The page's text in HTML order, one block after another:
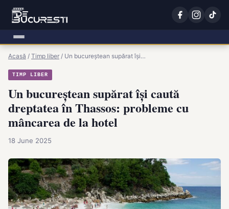
Acasă / Timp liber / Un bucureștean supărat își…
TIMP LIBER
Un bucureștean supărat își caută
dreptatea în Thassos: probleme cu
mâncarea de la hotel
18 June 2025